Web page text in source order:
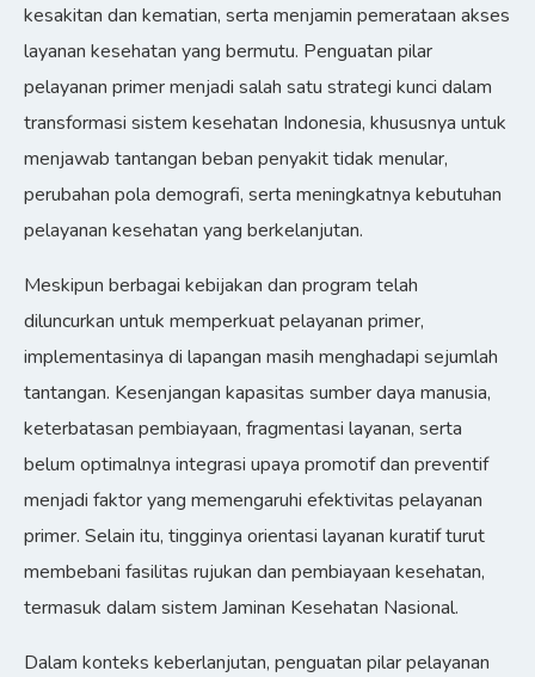
kesakitan dan kematian, serta menjamin pemerataan akses
layanan kesehatan yang bermutu. Penguatan pilar
pelayanan primer menjadi salah satu strategi kunci dalam
transformasi sistem kesehatan Indonesia, khususnya untuk
menjawab tantangan beban penyakit tidak menular,
perubahan pola demografi, serta meningkatnya kebutuhan
pelayanan kesehatan yang berkelanjutan.
Meskipun berbagai kebijakan dan program telah
diluncurkan untuk memperkuat pelayanan primer,
implementasinya di lapangan masih menghadapi sejumlah
tantangan. Kesenjangan kapasitas sumber daya manusia,
keterbatasan pembiayaan, fragmentasi layanan, serta
belum optimalnya integrasi upaya promotif dan preventif
menjadi faktor yang memengaruhi efektivitas pelayanan
primer. Selain itu, tingginya orientasi layanan kuratif turut
membebani fasilitas rujukan dan pembiayaan kesehatan,
termasuk dalam sistem Jaminan Kesehatan Nasional.
Dalam konteks keberlanjutan, penguatan pilar pelayanan